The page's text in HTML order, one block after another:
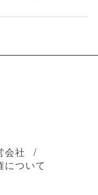
会社
について